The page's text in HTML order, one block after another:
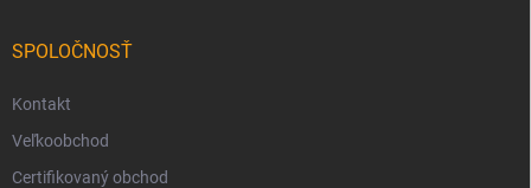
SPOLOČNOSŤ
Kontakt
Veľkoobchod
Certifikovaný obchod